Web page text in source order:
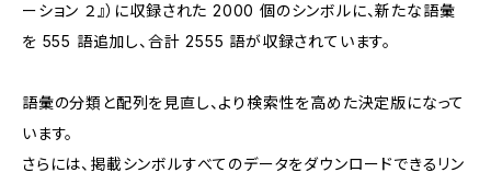
ーション ２』）に収録された 2000 個のシンボルに、新たな語彙
を 555 語追加し、合計 2555 語が収録されています。
語彙の分類と配列を見直し、より検索性を高めた決定版になって
います。
さらには、掲載シンボルすべてのデータをダウンロードできるリン